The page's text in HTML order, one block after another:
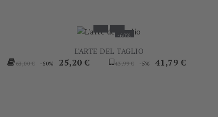
-60%
L'ARTE DEL TAGLIO
Prezzo
63,00 € -60% Prezzo
25,20 €
Prezzo
43,99 € -5% Prezzo
41,79 €